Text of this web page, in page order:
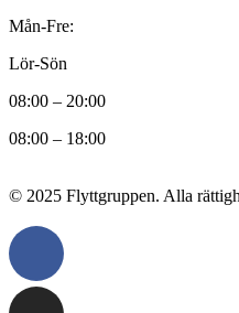
Mån-Fre:
Lör-Sön
08:00 – 20:00
08:00 – 18:00
© 2025 Flyttgruppen. Alla